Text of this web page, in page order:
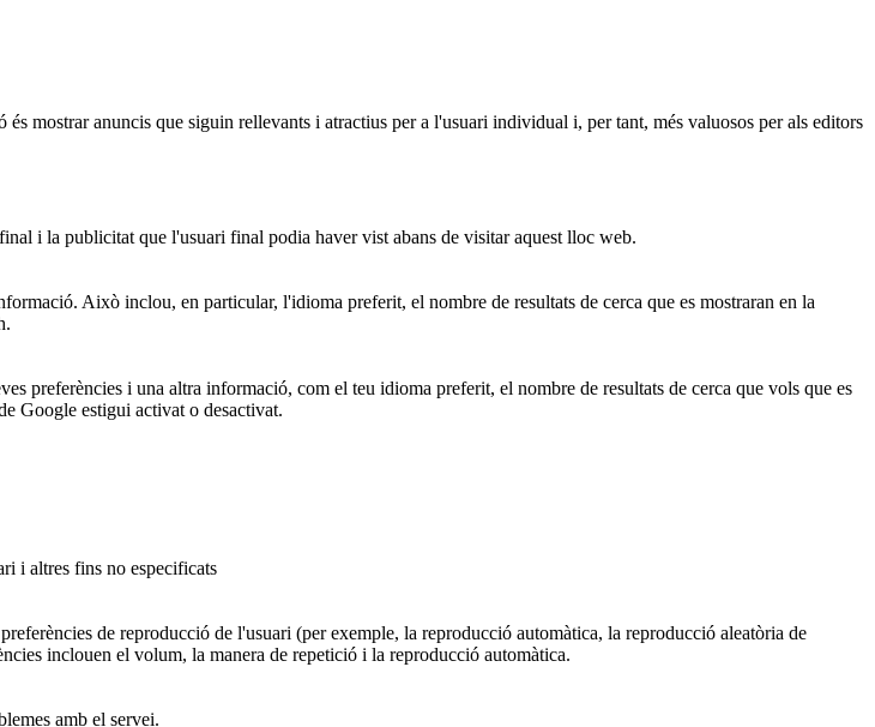
mostrar anuncis que siguin rellevants i atractius per a l'usuari individual i, per tant, més valuosos per als editors
i la publicitat que l'usuari final podia haver vist abans de visitar aquest lloc web.
Això inclou, en particular, l'idioma preferit, el nombre de resultats de cerca que es mostraran en la
preferències i una altra informació, com el teu idioma preferit, el nombre de resultats de cerca que vols que es
Google estigui activat o desactivat.
i altres fins no especificats
de reproducció de l'usuari (per exemple, la reproducció automàtica, la reproducció aleatòria de
inclouen el volum, la manera de repetició i la reproducció automàtica.
amb el servei.